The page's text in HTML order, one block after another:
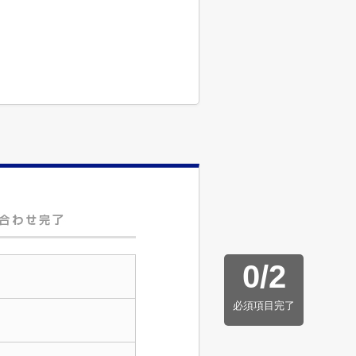
0/2
必須項目完了